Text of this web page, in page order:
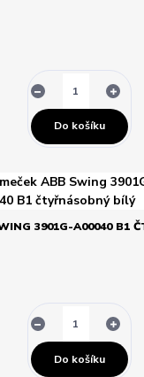
Do košíku
3901G-A00040 B1
Do košíku